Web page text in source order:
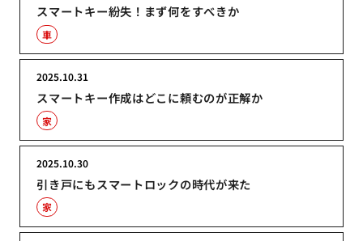
スマートキー紛失！まず何をすべきか
車
スマートキー作成はどこに頼むのが正解か
2025.10.31
家
引き戸にもスマートロックの時代が来た
2025.10.30
家